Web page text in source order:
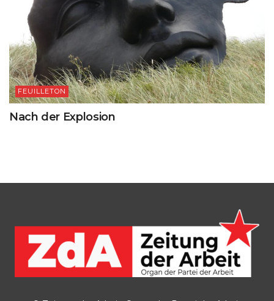
FEUILLETON
Nach der Explosion